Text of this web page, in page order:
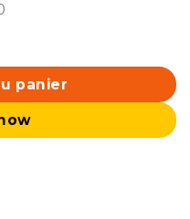
200Hz 0.5ms Fast IPS
panier